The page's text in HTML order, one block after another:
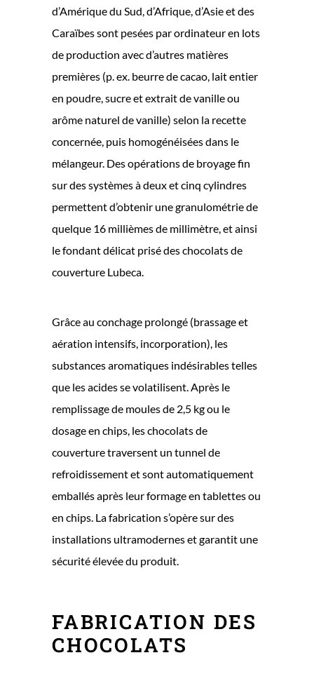
d’Amérique du Sud, d’Afrique, d’Asie et des
Caraïbes sont pesées par ordinateur en lots
de production avec d’autres matières
premières (p. ex. beurre de cacao, lait entier
en poudre, sucre et extrait de vanille ou
arôme naturel de vanille) selon la recette
concernée, puis homogénéisées dans le
mélangeur. Des opérations de broyage fin
sur des systèmes à deux et cinq cylindres
permettent d’obtenir une granulométrie de
quelque 16 millièmes de millimètre, et ainsi
le fondant délicat prisé des chocolats de
couverture Lubeca.
Grâce au conchage prolongé (brassage et
aération intensifs, incorporation), les
substances aromatiques indésirables telles
que les acides se volatilisent. Après le
remplissage de moules de 2,5 kg ou le
dosage en chips, les chocolats de
couverture traversent un tunnel de
refroidissement et sont automatiquement
emballés après leur formage en tablettes ou
en chips. La fabrication s’opère sur des
installations ultramodernes et garantit une
sécurité élevée du produit.
FABRICATION DES
CHOCOLATS